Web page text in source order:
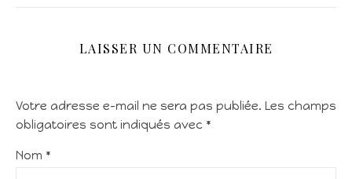
LAISSER UN COMMENTAIRE
Votre adresse e-mail ne sera pas publiée. Les champs
obligatoires sont indiqués avec *
Nom *